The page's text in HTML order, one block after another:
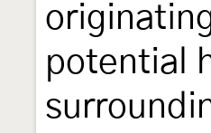
potential